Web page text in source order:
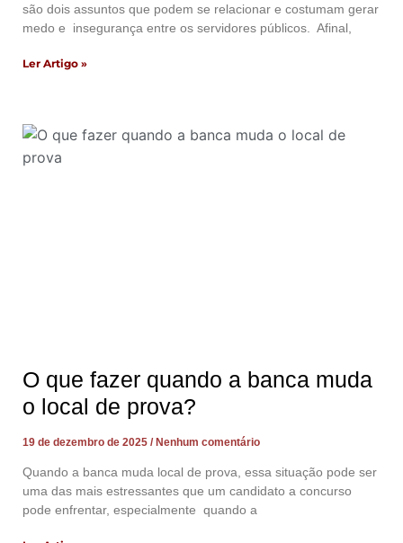
são dois assuntos que podem se relacionar e costumam gerar
medo e insegurança entre os servidores públicos. Afinal,
Ler Artigo »
O que fazer quando a banca muda
o local de prova?
19 de dezembro de 2025 Nenhum comentário
Quando a banca muda local de prova, essa situação pode ser
uma das mais estressantes que um candidato a concurso
pode enfrentar, especialmente quando a